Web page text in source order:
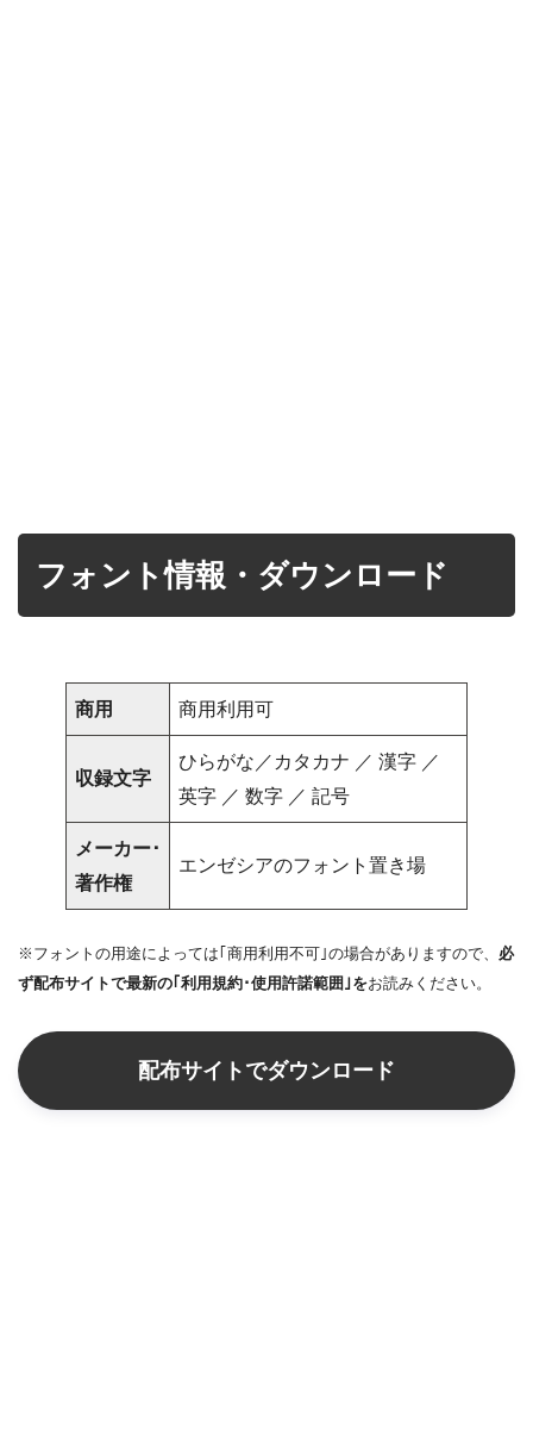
フォント情報・ダウンロード
商用 商用利用可
収録文字
ひらがな／カタカナ ／ 漢字 ／
英字 ／ 数字 ／ 記号
メーカー･
著作権
エンゼシアのフォント置き場
※フォントの用途によっては｢商用利用不可｣の場合がありますので、 必
ず配布サイトで最新の｢利用規約･使用許諾範囲｣をお読みください。
配布サイトでダウンロード